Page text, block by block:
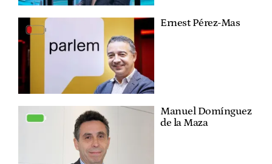
Ernest Pérez-Mas
Manuel Domínguez
de la Maza